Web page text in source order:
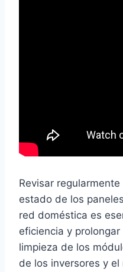
Revisar
estado de los
red doméstica es
eficiencia y
limpieza de los
de los inversores y